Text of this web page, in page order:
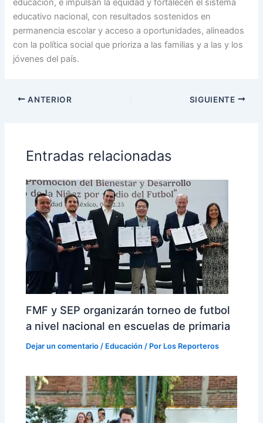
educación, e impulsan la equidad y fortalecen el sistema
educativo nacional, con resultados sostenidos en
permanencia escolar y acceso a oportunidades, alineados
con la política social que prioriza a las familias y a las y los
jóvenes del país.
ANTERIOR SIGUIENTE
Entradas relacionadas
FMF y SEP organizarán torneo de futbol
a nivel nacional en escuelas de primaria
Dejar un comentario / Educación / Por Los Reporteros